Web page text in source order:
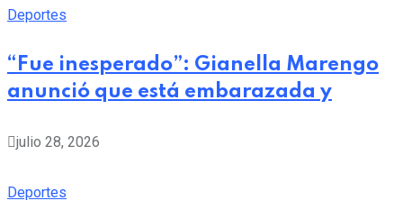
Deportes
“Fue inesperado”: Gianella Marengo
anunció que está embarazada y
julio 28, 2026
Deportes